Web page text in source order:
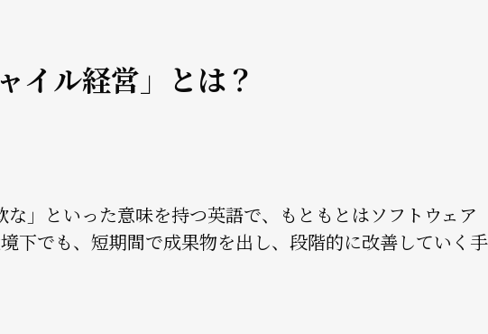
イル経営」とは？
」といった意味を持つ英語で、もともとはソフトウェア
下でも、短期間で成果物を出し、段階的に改善していく手